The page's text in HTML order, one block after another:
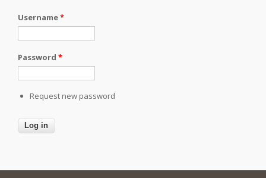
Username*
Password *
Request new password